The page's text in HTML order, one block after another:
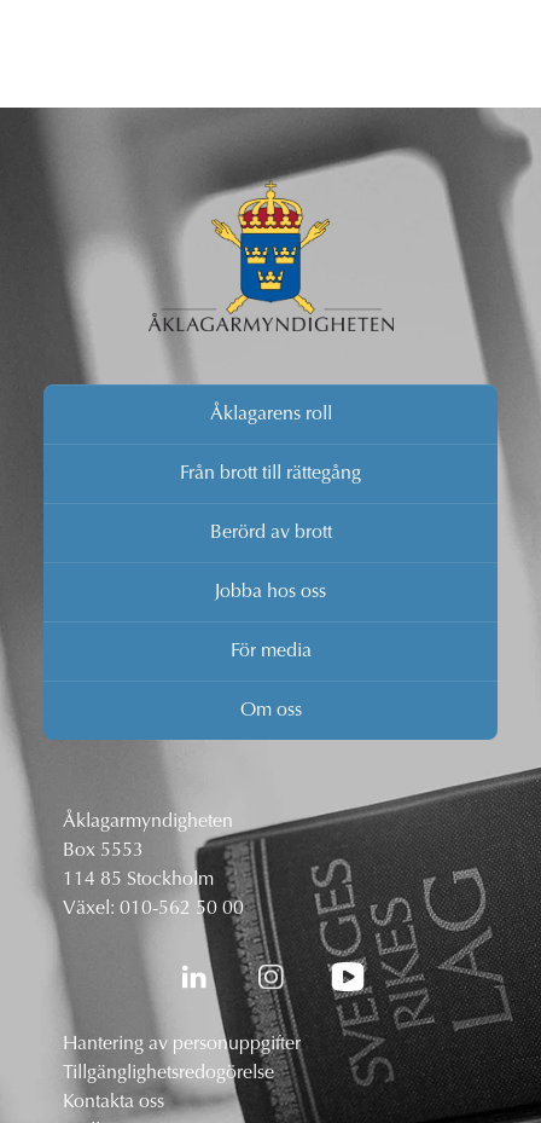
Åklagarens roll
Från brott till rättegång
Berörd av brott
Jobba hos oss
För media
Om oss
Åklagarmyndigheten
Box 5553
114 85 Stockholm
Växel: 010-562 50 00
Hantering av personuppgifter
Tillgänglighetsredogörelse
Kontakta oss